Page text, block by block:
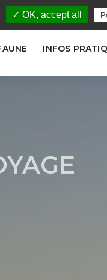
INFOS
✓ OK, accept all